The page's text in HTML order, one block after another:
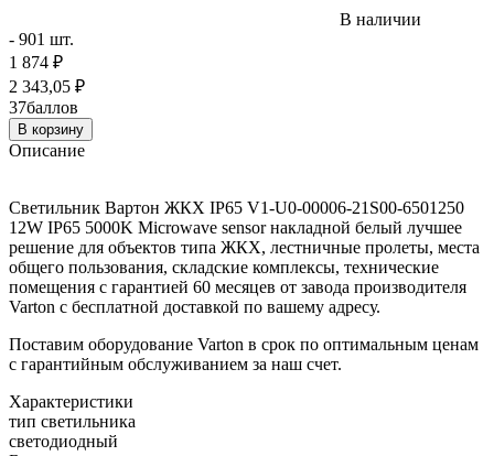
В наличии
- 901 шт.
1 874 ₽
2 343,05 ₽
37баллов
В корзину
Описание
Светильник Вартон ЖКХ IP65 V1-U0-00006-21S00-6501250
12W IP65 5000K Microwave sensor накладной белый лучшее
решение для объектов типа ЖКХ, лестничные пролеты, места
общего пользования, складские комплексы, технические
помещения с гарантией 60 месяцев от завода производителя
Varton с бесплатной доставкой по вашему адресу.
Поставим оборудование Varton в срок по оптимальным ценам
с гарантийным обслуживанием за наш счет.
Характеристики
тип светильника
светодиодный